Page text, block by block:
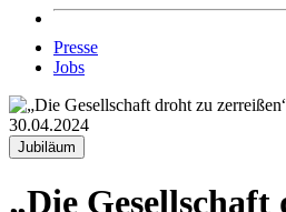
Presse
Jobs
30.04.2024
Jubiläum
„Die Gesellschaft